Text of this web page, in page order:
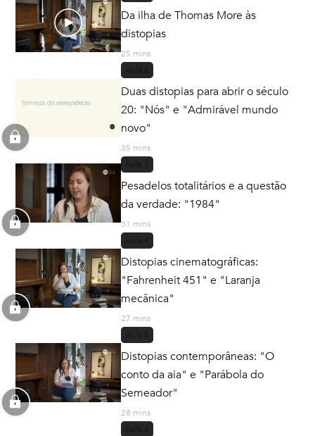
Da ilha de Thomas More às
distopias
25 mins
Duas distopias para abrir o século
20: "Nós" e "Admirável mundo
novo"
35 mins
Pesadelos totalitários e a questão
da verdade: "1984"
31 mins
Distopias cinematográficas:
"Fahrenheit 451" e "Laranja
mecânica"
27 mins
Distopias contemporâneas: "O
conto da aia" e "Parábola do
Semeador"
28 mins